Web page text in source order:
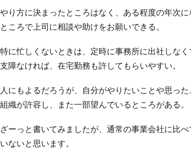
り方に決まったところはなく、ある程度の年次
ころで上司に相談や助けをお願いできる。
に忙しくないときは、定時に事務所に出社しな
障なければ、在宅勤務も許してもらいやすい。
にもよるだろうが、自分がやりたいことや思っ
織が許容し、また一部望んでいるところがある。
ーっと書いてみましたが、通常の事業会社に比
ないと思います。